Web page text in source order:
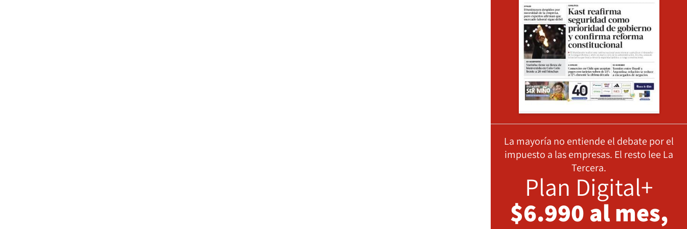
La mayoría no entiende el debate por el
impuesto a las empresas. El resto lee La
Tercera.
Plan Digital+
$6.990 al mes,